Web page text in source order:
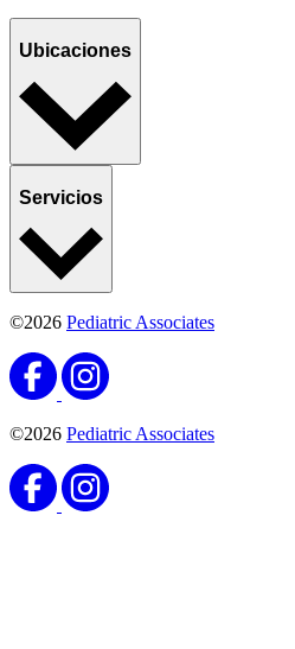
Ubicaciones
Servicios
©2026 Pediatric Associates
©2026 Pediatric Associates